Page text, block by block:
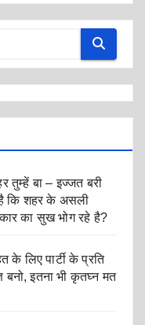
तुम्हें बा – इज्जत बरी
कि शहर के असली
का सुख भोग रहे है?
के लिए पार्टी के प्रति
बनो, इतना भी कृतघ्न मत